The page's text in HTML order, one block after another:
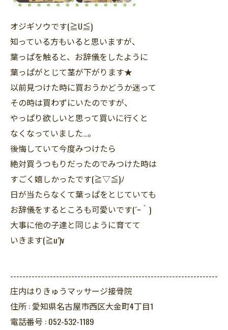
オジギソウです(≧U≦)
知っている方もいると思いますが、
葉っぱを触ると、お辞儀をしたように
葉っぱがとじて茎が下がります★
以前見つけた時に買おうかどうか迷って
その時は買わずにいたのですが、
やっぱり欲しいと思って買いに行くと
なくなっていました…。
後悔していて今度みつけたら
絶対買うつもりだったのでみつけた時は
すごく嬉しかったです(≧▽≦)ﾉ
日が当たらなくて葉っぱをとじていても
お辞儀をするところも可愛いです(´ｰ｀)
大事に他の子達と同じように育てて
いきます(≧u’)v
--------------------------------------------------------------------
庄内はりきゅうマッサージ接骨院
住所 : 愛知県名古屋市西区大金町4丁目1
電話番号 : 052-532-1189